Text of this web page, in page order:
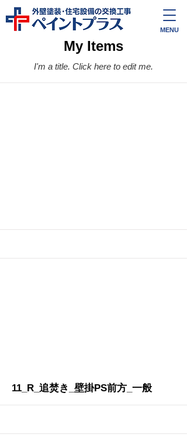
外壁塗装・住宅設備の交換工事
ペイントプラス MENU
My Items
I'm a title. ​Click here to edit me.
More
11_R_追焚き_壁掛PS前方_一般